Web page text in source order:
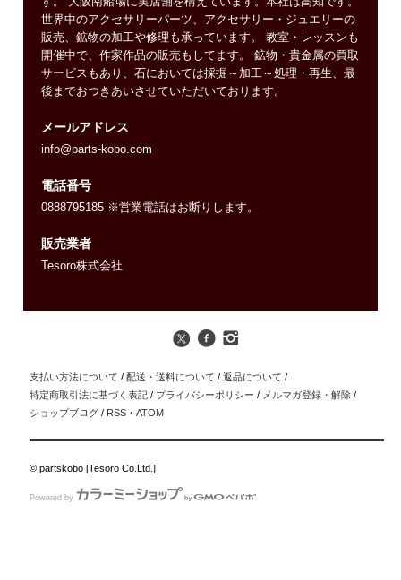
世界中のアクセサリーパーツ、アクセサリー・ジュエリーの
販売、鉱物の加工や修理も承っています。 教室・レッスンも
開催中で、作家作品の販売もしてます。 鉱物・貴金属の買取
サービスもあり、石においては採掘～加工～処理・再生、最
後までおつきあいさせていただいております。
メールアドレス
info@parts-kobo.com
電話番号
0888795185 ※営業電話はお断りします。
販売業者
Tesoro株式会社
支払い方法について / 配送・送料について / 返品について /
特定商取引法に基づく表記 / プライバシーポリシー / メルマガ登録・解除 /
ショップブログ / RSS ・ATOM
© partskobo [Tesoro Co.Ltd.]
Powered by